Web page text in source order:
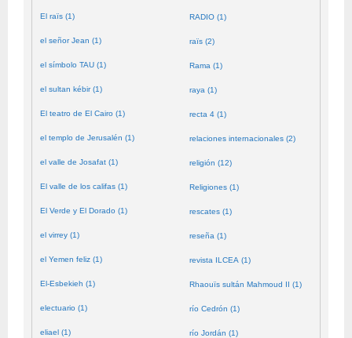
El raïs (1)
el señor Jean (1)
el símbolo TAU (1)
el sultan kébir (1)
El teatro de El Cairo (1)
el templo de Jerusalén (1)
el valle de Josafat (1)
El valle de los califas (1)
El Verde y El Dorado (1)
el virrey (1)
el Yemen feliz (1)
El-Esbekieh (1)
electuario (1)
eliael (1)
RADIO (1)
raïs (2)
Rama (1)
raya (1)
recta 4 (1)
relaciones internacionales (2)
religión (12)
Religiones (1)
rescates (1)
reseña (1)
revista ILCEA (1)
Rhaouïs sultán Mahmoud II (1)
río Cedrón (1)
río Jordán (1)